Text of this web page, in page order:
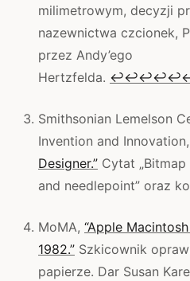
milimetrowym, decyzji
nazewnictwa czcionek,
przez Andy’ego
Hertzfelda. ↩↩↩↩↩
Smithsonian Lemelson
Invention and Innovation,
Designer.” Cytat
and needlepoint” oraz
MoMA, “Apple
1982.” Szkicownik
papierze. Dar Susan